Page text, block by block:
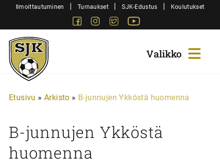
SiirryIlmoittautuminen | Turnaukset | SJK-Edustus | Koulutukset
FacebookInstagram
Twitter
Sjk-
Juniorit
Etusivu » Arkisto » B-junnujen Ykköstä huomenna
B-junnujen Ykköstä
huomenna